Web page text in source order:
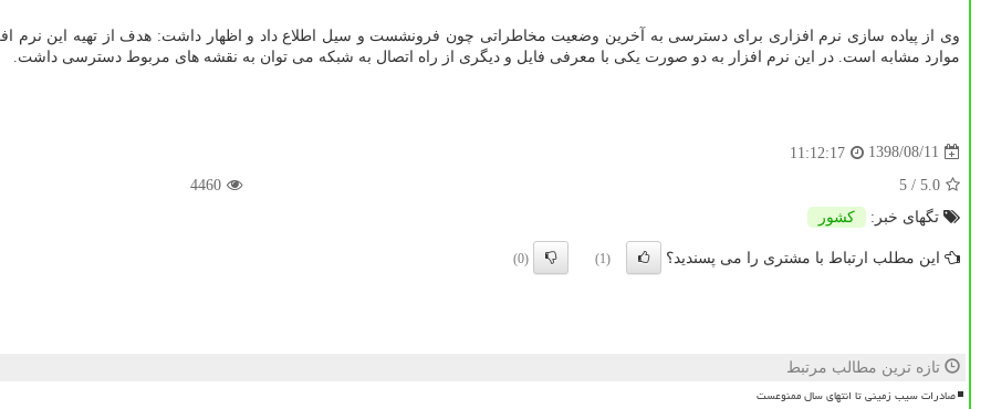
وی از پیاده سازی نرم افزاری برای دسترسی به آخرین وضعیت مخاطراتی چون فرونشست و سیل اطلاع داد و اظهار داشت: هدف از تهیه این
موارد مشابه است. در این نرم افزار به دو صورت یكی با معرفی فایل و دیگری از راه اتصال به شبكه می توان به نقشه های مربوط دسترسی داشت.
1398/08/11
11:12:17
5.0
/ 5
4460
تگهای خبر:
كشور
این مطلب ارتباط با مشتری را می پسندید؟ (1)
(0)
تازه ترین مطالب مرتبط
صادرات سیب زمینی تا انتهای سال ممنوعست